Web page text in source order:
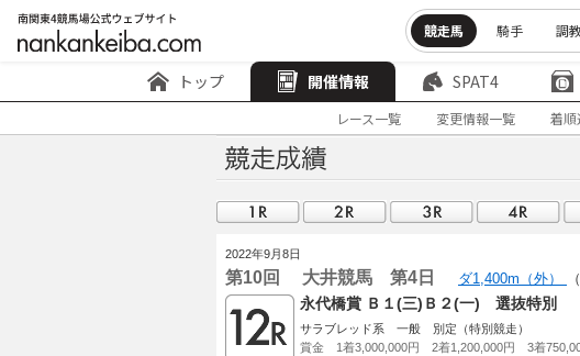
競走馬 騎手 調
トップ 開催情報 SPAT4
レース一覧 変更情報一覧 着順
2022年9月8日
第10回 大井競馬 第4日 ダ1,400m（外）
永代橋賞 Ｂ１(三)Ｂ２(一) 選抜特別
サラブレッド系 一般 別定（特別競走）
賞金 1着3,000,000円 2着1,200,000円 3着